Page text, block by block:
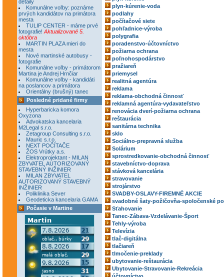
detaily
Komunálne voľby: poznáme
prvých kandidátov na primátora
mesta
TULIP CENTER - máme prvé
fotografie! Aktualizované 5.
októbra
MARTIN PLAZA mieri do
mesta
Nové martinské autobusy -
fotografie
Komunálne voľby - primátorom
Martina je Andrej Hrnčiar
Komunálne voľby - kandidáti
na poslancov a primátora
Orientálny (brušný) tanec
Posledné pridané firmy
Hyperbaricka komora
Oxyzona
Advokatska kancelaria
M2Legal s.r.o.
Zetagroup Consulting s.r.o.
Mauric s.r.o.
NEXT POČÍTAČE
ŽOS Vrútky a.s.
Elektroprojektant - MILAN
ZBYVATEL AUTORIZOVANÝ
STAVEBNÝ INŽINIER
MILAN ZBYVATEL
AUTORIZOVANÝ STAVEBNÝ
INŽINIER
Poliklinika Sever
Geodeticka kancelaria GAMA
Počasie v Martine
plyn-kúrenie-voda
podlahy
počítačové siete
pohľadnice-výroba
polygrafia
poradenstvo-účtovníctvo
požiarna ochrana
poľnohospodárstvo
pražiareň
priemysel
realitná agentúra
reklama
reklama-obchodná činnosť
reklamná agentúra-vydavateľstvo
renovácia dverí-požiarna ochrana
reštaurácia
sanitárna technika
sklo
Sociálno-prepravná služba
Solárium
sprostredkovanie-obchodná činnosť
stavebníctvo-doprava
stávková kancelária
stravovanie
strojárstvo
SVADBY-OSLAVY-FIREMNÉ AKCIE
svadobné šaty-požičovňa-spoločenské
Sťahovanie
Tanec-Zábava-Vzdelávanie-Šport
Tehly-výroba
Televízia
tlač-digitálna
tlačiareň
tlmočenie-preklady
ubytovanie-reštaurácia
Ubytovanie-Stravovanie-Rekreácia